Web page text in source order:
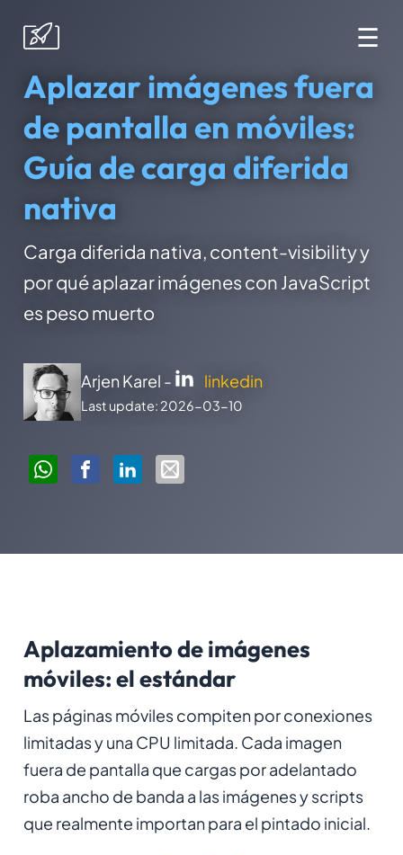
☰
Aplazar imágenes fuera
de pantalla en móviles:
Guía de carga diferida
nativa
Carga diferida nativa, content-visibility y
por qué aplazar imágenes con JavaScript
es peso muerto
Arjen Karel - linkedin
Last update: 2026-03-10
Aplazamiento de imágenes
móviles: el estándar
Las páginas móviles compiten por conexiones
limitadas y una CPU limitada. Cada imagen
fuera de pantalla que cargas por adelantado
roba ancho de banda a las imágenes y scripts
que realmente importan para el pintado inicial.